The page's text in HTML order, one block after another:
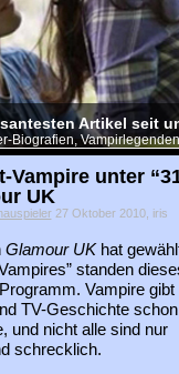
Artikel seit
Biografien,
Vampire unter
UK
27 Oktober 2010, iris
Glamour UKhat
standen
Vampire gibt
TV-Geschichte
und nicht alle sind nur
schrecklich.